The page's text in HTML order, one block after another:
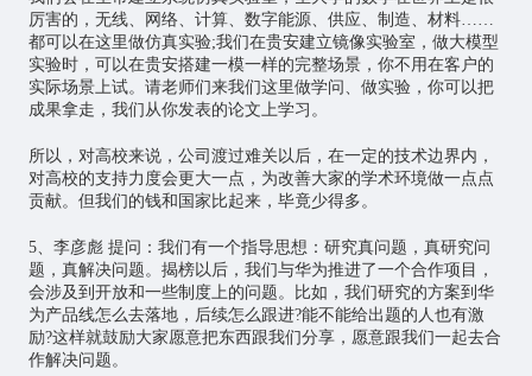
厉害的，无线、网络、计算、数字能源、供应、制造、材料……
都可以在这里做仿真实验;我们在贵安建立镜像实验室，做大模型
实验时，可以在贵安搭建一模一样的完整场景，你不用在客户的
实际场景上试。请老师们来我们这里做学问、做实验，你可以把
成果拿走，我们从你发表的论文上学习。
所以，对高校来说，公司渡过难关以后，在一定的技术边界内，
对高校的支持力度会更大一点，为改善大家的学术环境做一点点
贡献。但我们的钱和国家比起来，毕竟少得多。
5、李彦彪 提问：我们有一个指导思想：研究真问题，真研究问
题，真解决问题。揭榜以后，我们与华为推进了一个合作项目，
会涉及到开放和一些制度上的问题。比如，我们研究的方案到华
为产品线怎么去落地，后续怎么跟进?能不能给出题的人也有激
励?这样就鼓励大家愿意把东西跟我们分享，愿意跟我们一起去合
作解决问题。